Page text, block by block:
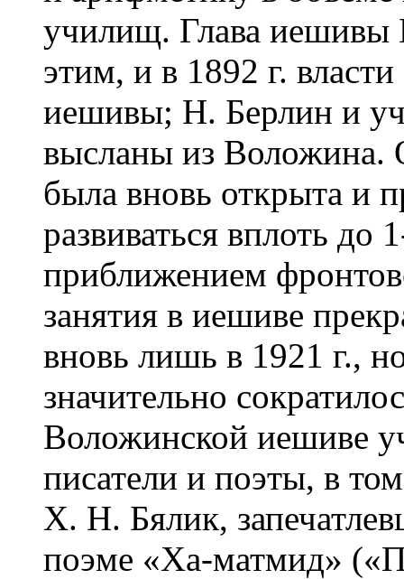
училищ. Глава иешивы
этим, и в 1892 г.
иешивы; Н. Берлин и
высланы из Воложина.
была вновь открыта и
развиваться вплоть
приближением
занятия в иешиве
вновь лишь в 1921 г.,
значительно
Воложинской иешиве
писатели и поэты, в
Х. Н. Бялик,
поэме «Ха-матмид»